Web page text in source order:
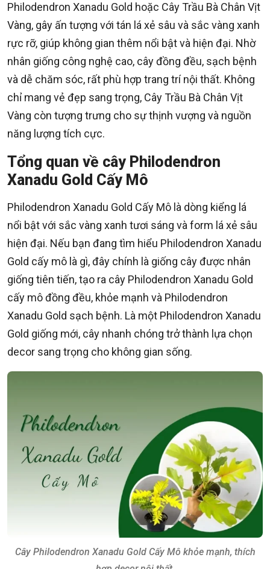
Philodendron Xanadu Gold hoặc Cây Trầu Bà Chân Vịt
Vàng, gây ấn tượng với tán lá xẻ sâu và sắc vàng xanh
rực rỡ, giúp không gian thêm nổi bật và hiện đại. Nhờ
nhân giống công nghệ cao, cây đồng đều, sạch bệnh
và dễ chăm sóc, rất phù hợp trang trí nội thất. Không
chỉ mang vẻ đẹp sang trọng, Cây Trầu Bà Chân Vịt
Vàng còn tượng trưng cho sự thịnh vượng và nguồn
năng lượng tích cực.
Tổng quan về cây Philodendron
Xanadu Gold Cấy Mô
Philodendron Xanadu Gold Cấy Mô là dòng kiểng lá
nổi bật với sắc vàng xanh tươi sáng và form lá xẻ sâu
hiện đại. Nếu bạn đang tìm hiểu Philodendron Xanadu
Gold cấy mô là gì, đây chính là giống cây được nhân
giống tiên tiến, tạo ra cây Philodendron Xanadu Gold
cấy mô đồng đều, khỏe mạnh và Philodendron
Xanadu Gold sạch bệnh. Là một Philodendron Xanadu
Gold giống mới, cây nhanh chóng trở thành lựa chọn
decor sang trọng cho không gian sống.
Cây Philodendron Xanadu Gold Cấy Mô khỏe mạnh, thích